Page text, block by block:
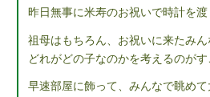
昨日無事に米寿のお祝いで時計を渡
祖母はもちろん、お祝いに来たみん
どれがどの子なのかを考えるのがす
早速部屋に飾って、みんなで眺め